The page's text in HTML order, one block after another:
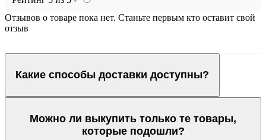
Отзывов о товаре пока нет. Станьте первым кто оставит свой
отзыв
Какие способы доставки доступны?
Можно ли выкупить только те товары,
которые подошли?